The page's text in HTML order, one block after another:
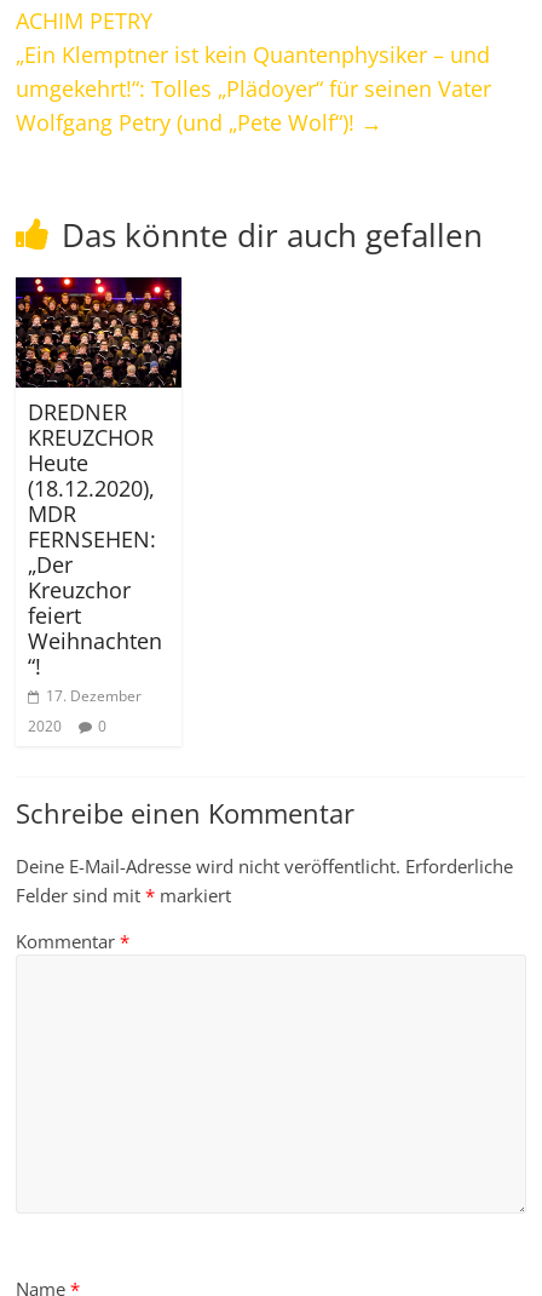
ACHIM PETRY
„Ein Klemptner ist kein Quantenphysiker – und
umgekehrt!“: Tolles „Plädoyer“ für seinen Vater
Wolfgang Petry (und „Pete Wolf“)! →
Das könnte dir auch gefallen
DREDNER
KREUZCHOR
Heute
(18.12.2020),
MDR
FERNSEHEN:
„Der
Kreuzchor
feiert
Weihnachten
“!
17. Dezember
2020
0
Schreibe einen Kommentar
Deine E-Mail-Adresse wird nicht veröffentlicht. Erforderliche
Felder sind mit* markiert
Kommentar*
Name*